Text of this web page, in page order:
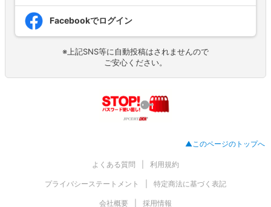
Facebookでログイン
※上記SNS等に自動投稿はされませんので
ご安心ください。
▲このページのトップへ
よくある質問 利用規約
プライバシーステートメント 特定商法に基づく表記
会社概要 採用情報